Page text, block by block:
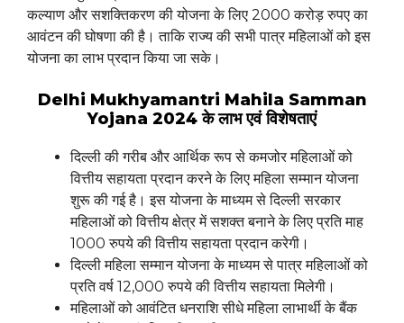
कल्याण और सशक्तिकरण की योजना के लिए 2000 करोड़ रुपए का
आवंटन की घोषणा की है। ताकि राज्य की सभी पात्र महिलाओं को इस
योजना का लाभ प्रदान किया जा सके।
Delhi Mukhyamantri Mahila Samman
Yojana 2024 के लाभ एवं विशेषताएं
दिल्ली की गरीब और आर्थिक रूप से कमजोर महिलाओं को
वित्तीय सहायता प्रदान करने के लिए महिला सम्मान योजना
शुरू की गई है। इस योजना के माध्यम से दिल्ली सरकार
महिलाओं को वित्तीय क्षेत्र में सशक्त बनाने के लिए प्रति माह
1000 रुपये की वित्तीय सहायता प्रदान करेगी।
दिल्ली महिला सम्मान योजना के माध्यम से पात्र महिलाओं को
प्रति वर्ष 12,000 रुपये की वित्तीय सहायता मिलेगी।
महिलाओं को आवंटित धनराशि सीधे महिला लाभार्थी के बैंक